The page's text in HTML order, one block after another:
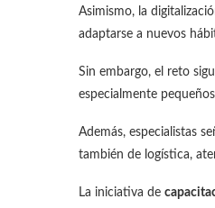
Asimismo, la
adaptarse a nuevos
Sin embargo, el reto
especialmente
Además, especialistas
también de logística,
La iniciativa de